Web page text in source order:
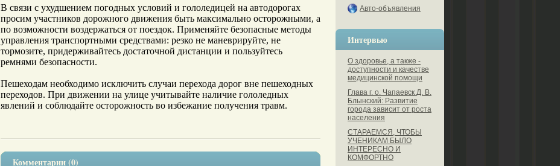
В связи с ухудшением погодных условий и гололедицей на автодорогах
просим участников дорожного движения быть максимально осторожными, а
по возможности воздержаться от поездок. Применяйте безопасные методы
управления транспортными средствами: резко не маневрируйте, не
тормозите, придерживайтесь достаточной дистанции и пользуйтесь
ремнями безопасности.
Пешеходам необходимо исключить случаи перехода дорог вне пешеходных
переходов. При движении на улице учитывайте наличие гололедных
явлений и соблюдайте осторожность во избежание получения травм.
Комментарии (0)
Авто-объявления
Интервью
О здоровье, а также -
доступности и качестве
медицинской помощи
Глава г. о. Чапаевск Д. В.
Блынский: Развитие
города зависит от роста
населения
СТАРАЕМСЯ, ЧТОБЫ
УЧЕНИКАМ БЫЛО
ИНТЕРЕСНО И
КОМФОРТНО